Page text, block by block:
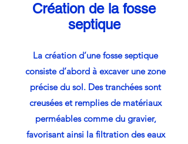
Création de la fosse
septique
La création d’une fosse septique
consiste d’abord à excaver une zone
précise du sol. Des tranchées sont
creusées et remplies de matériaux
perméables comme du gravier,
favorisant ainsi la filtration des eaux